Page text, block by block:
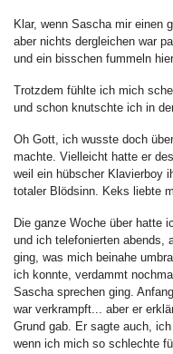
Klar, wenn Sascha mir einen
aber nichts dergleichen war
und ein bisschen fummeln
Trotzdem fühlte ich mich
und schon knutschte ich in
Oh Gott, ich wusste doch
machte. Vielleicht hatte er
weil ein hübscher Klavierboy
totaler Blödsinn. Keks liebte
Die ganze Woche über hatte
und ich telefonierten abends,
ging, was mich beinahe
ich konnte, verdammt
Sascha sprechen ging.
war verkrampft... aber er
Grund gab. Er sagte auch,
wenn ich mich so schlechte